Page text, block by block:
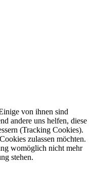
von ihnen sind
andere uns helfen, diese
(Tracking Cookies).
zulassen möchten.
womöglich nicht mehr
stehen.